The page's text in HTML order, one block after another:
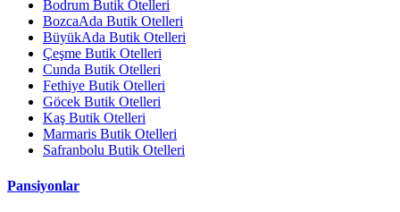
Bodrum Butik Otelleri
BozcaAda Butik Otelleri
BüyükAda Butik Otelleri
Çeşme Butik Otelleri
Cunda Butik Otelleri
Fethiye Butik Otelleri
Göcek Butik Otelleri
Kaş Butik Otelleri
Marmaris Butik Otelleri
Safranbolu Butik Otelleri
Pansiyonlar